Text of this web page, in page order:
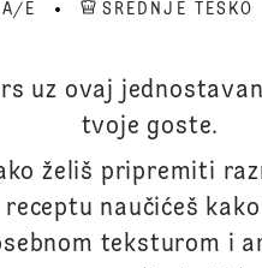
E SREDNJE TEŠKO
uz ovaj
tvoje goste.
želiš pripremiti
naučićeš
teksturom i